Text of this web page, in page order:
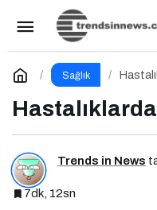
Sağlık
Trends in News
7dk, 12sn
Beyin ve
Değişti: Genç Yaşta
Yorum Yap